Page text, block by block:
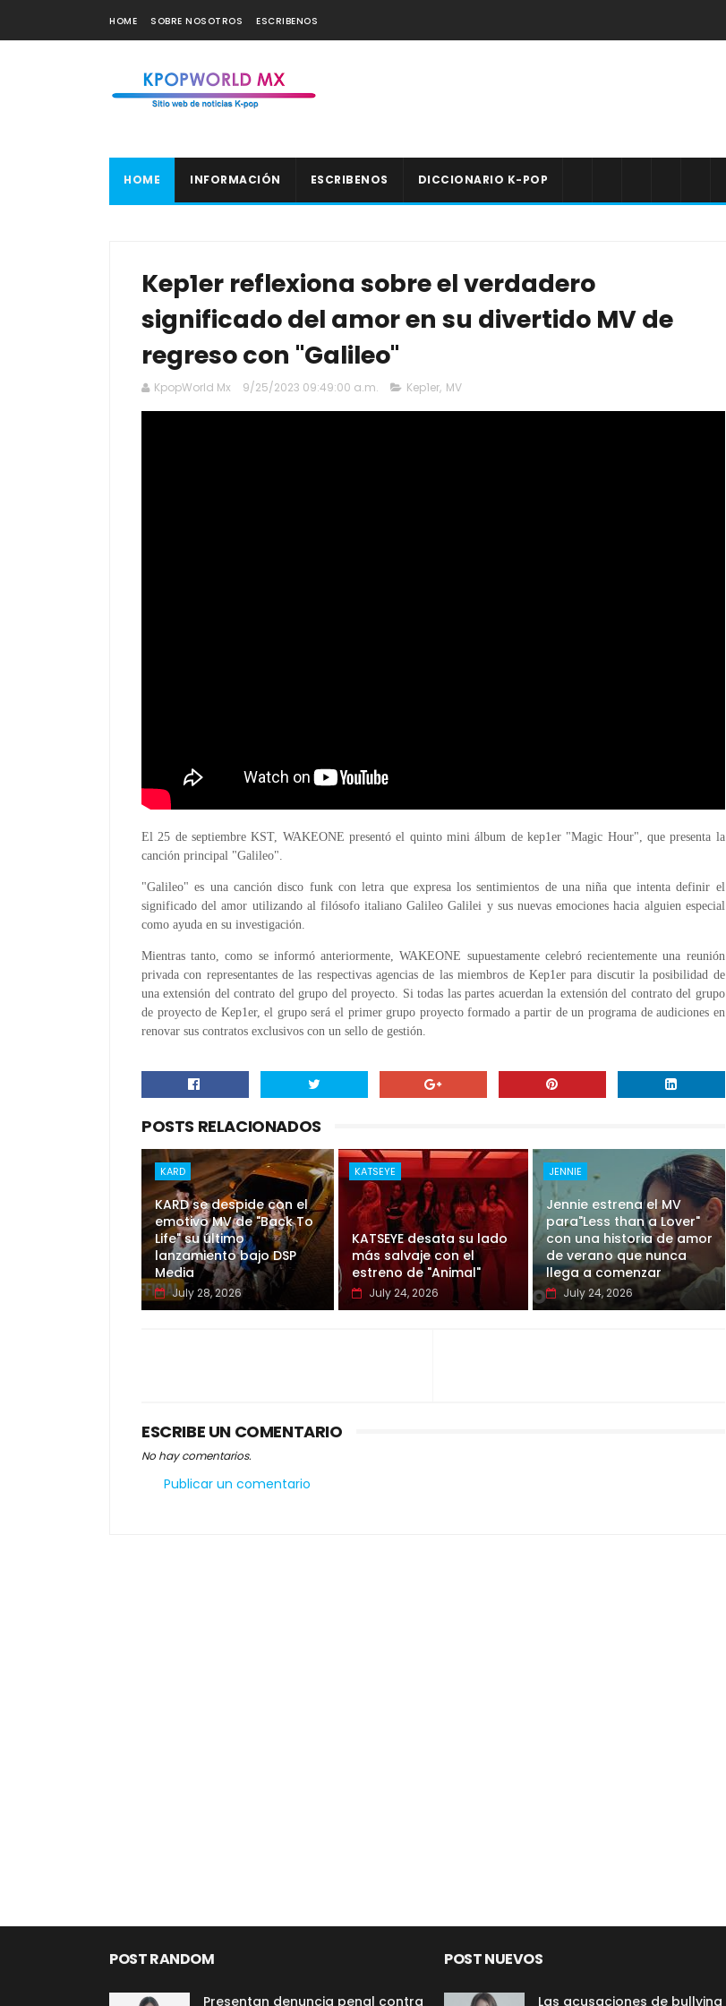
HOME SOBRE NOSOTROS ESCRIBENOS
HOME INFORMACIÓN ESCRIBENOS DICCIONARIO K-POP
Kep1er reflexiona sobre el verdadero
significado del amor en su divertido MV de
regreso con "Galileo"
KpopWorld Mx 9/25/2023 09:49:00 a.m. Kep1er, MV
El 25 de septiembre KST, WAKEONE presentó el quinto mini álbum de kep1er "Magic Hour", que presenta la
canción principal "Galileo".
"Galileo" es una canción disco funk con letra que expresa los sentimientos de una niña que intenta definir el
significado del amor utilizando al filósofo italiano Galileo Galilei y sus nuevas emociones hacia alguien especial
como ayuda en su investigación.
Mientras tanto, como se informó anteriormente, WAKEONE supuestamente celebró recientemente una reunión
privada con representantes de las respectivas agencias de las miembros de Kep1er para discutir la posibilidad de
una extensión del contrato del grupo del proyecto. Si todas las partes acuerdan la extensión del contrato del grupo
de proyecto de Kep1er, el grupo será el primer grupo proyecto formado a partir de un programa de audiciones en
renovar sus contratos exclusivos con un sello de gestión.
POSTS RELACIONADOS
KARD
KARD se despide con el
emotivo MV de "Back To
Life" su último
lanzamiento bajo DSP
Media
July 28, 2026
KATSEYE
KATSEYE desata su lado
más salvaje con el
estreno de "Animal"
July 24, 2026
JENNIE
Jennie estrena el MV
para"Less than a Lover"
con una historia de amor
de verano que nunca
llega a comenzar
July 24, 2026
ESCRIBE UN COMENTARIO
No hay comentarios.
Publicar un comentario
POST RANDOM
Presentan denuncia penal contra
POST NUEVOS
Las acusaciones de bullying